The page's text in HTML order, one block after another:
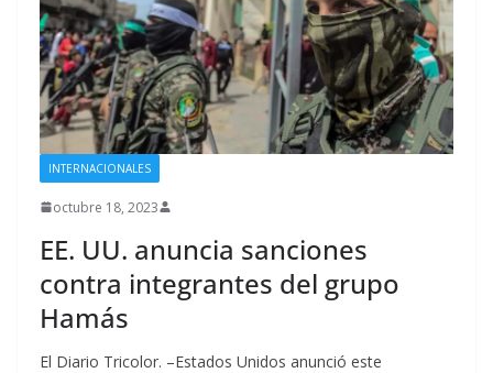
INTERNACIONALES
octubre 18, 2023
EE. UU. anuncia sanciones
contra integrantes del grupo
Hamás
El Diario Tricolor. –Estados Unidos anunció este